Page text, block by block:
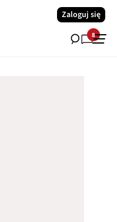
Zaloguj się
8